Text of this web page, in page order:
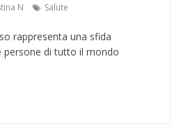
N Salute
rappresenta una sfida
persone di tutto il mondo